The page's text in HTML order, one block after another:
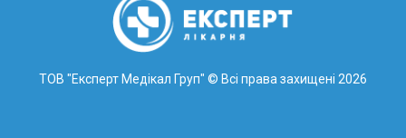
ТОВ "Експерт Медікал Груп" © Всі права захищені 2026